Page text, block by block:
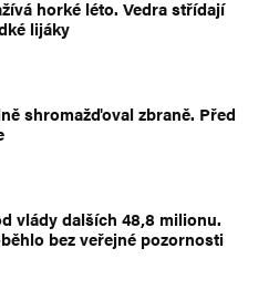
horké léto. Vedra střídají
lijáky
shromažďoval zbraně. Před
vlády dalších 48,8 milionu.
bez veřejné pozornosti